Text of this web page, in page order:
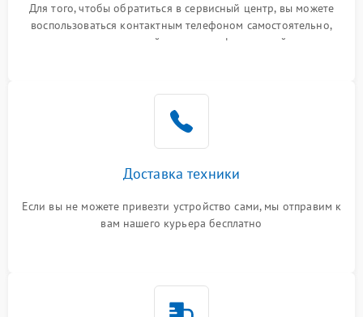
Для того, чтобы обратиться в сервисный центр, вы можете
воспользоваться контактным телефоном самостоятельно,
или оставить свой номер телефона на сайте
Доставка техники
Если вы не можете привезти устройство сами, мы отправим к
вам нашего курьера бесплатно